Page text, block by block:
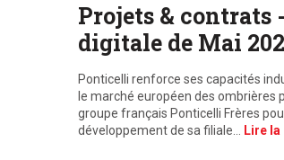
Projets & contrats
digitale de Mai
Ponticelli renforce ses capacités
le marché européen des ombrières
groupe français Ponticelli Frères
développement de sa filiale…
Lire